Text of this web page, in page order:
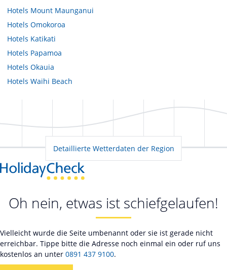
Hotels Mount Maunganui
Hotels Omokoroa
Hotels Katikati
Hotels Papamoa
Hotels Okauia
Hotels Waihi Beach
Detaillierte Wetterdaten der Region
Oh nein, etwas ist schiefgelaufen!
Vielleicht wurde die Seite umbenannt oder sie ist gerade nicht
erreichbar. Tippe bitte die Adresse noch einmal ein oder ruf uns
kostenlos an unter 0891 437 9100.